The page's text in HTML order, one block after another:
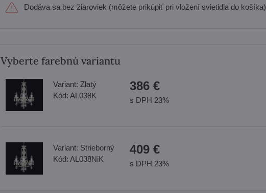
Dodáva sa bez žiaroviek (môžete prikúpiť pri vložení svietidla do košíka)
Vyberte farebnú variantu
Variant: Zlatý
Kód: AL038K
386 €
s DPH 23%
Variant: Strieborný
Kód: AL038NiK
409 €
s DPH 23%